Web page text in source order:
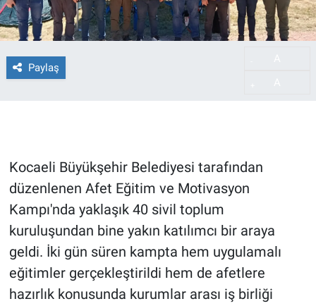
Paylaş
Kocaeli Büyükşehir Belediyesi tarafından
düzenlenen Afet Eğitim ve Motivasyon
Kampı'nda yaklaşık 40 sivil toplum
kuruluşundan bine yakın katılımcı bir araya
geldi. İki gün süren kampta hem uygulamalı
eğitimler gerçekleştirildi hem de afetlere
hazırlık konusunda kurumlar arası iş birliği